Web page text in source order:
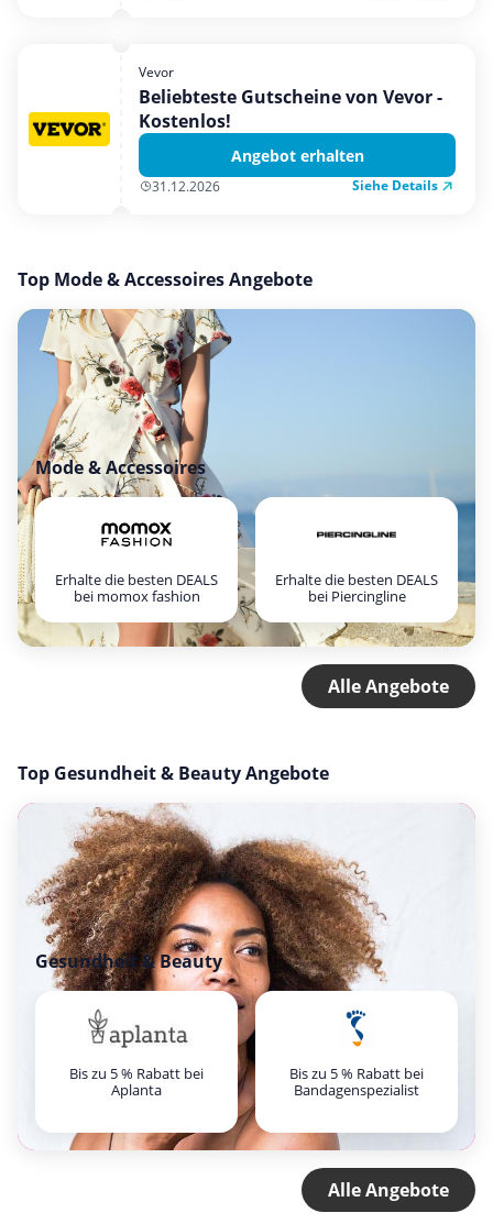
Vevor
Beliebteste Gutscheine von Vevor -
Kostenlos!
Angebot erhalten
31.12.2026 Siehe Details
Top Mode & Accessoires Angebote
Mode & Accessoires
Erhalte die besten DEALS
bei momox fashion
Erhalte die besten DEALS
bei Piercingline
Alle Angebote
Top Gesundheit & Beauty Angebote
Gesundheit & Beauty
Bis zu 5 % Rabatt bei
Aplanta
Bis zu 5 % Rabatt bei
Bandagenspezialist
Alle Angebote